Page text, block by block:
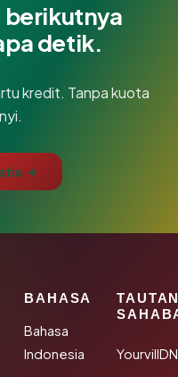
berikutnya
detik.
kredit. Tanpa kuota
→
BAHASA
Bahasa
Indonesia